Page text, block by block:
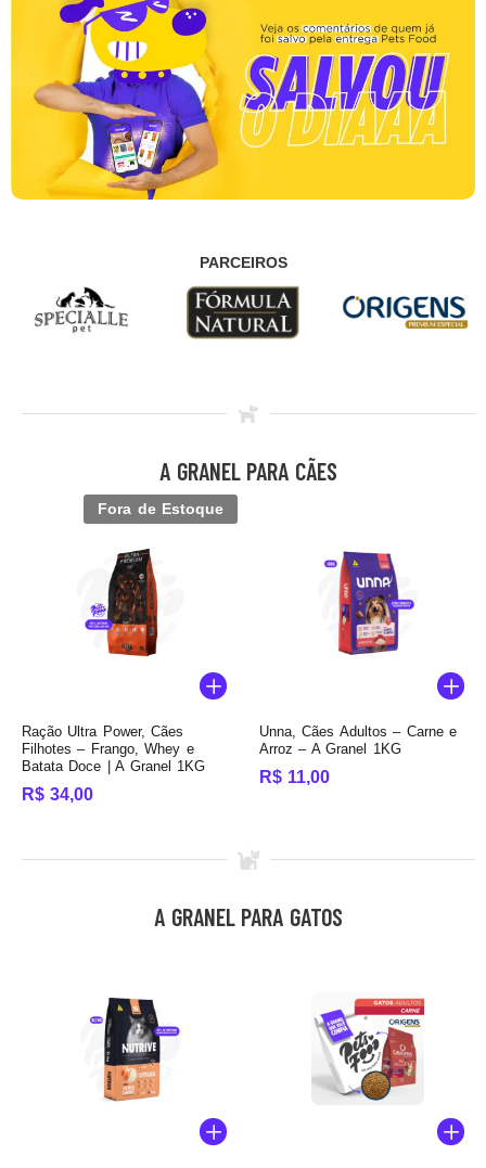
PARCEIROS
A GRANEL PARA CÃES
Fora de Estoque
Ração Ultra Power, Cães
Filhotes – Frango, Whey e
Batata Doce | A Granel 1KG
R$ 34,00
Unna, Cães Adultos – Carne e
Arroz – A Granel 1KG
R$ 11,00
A GRANEL PARA GATOS